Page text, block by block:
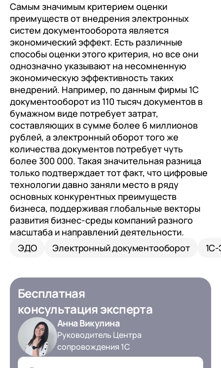
Самым значимым критерием оценки
преимуществ от внедрения электронных
систем документооборота является
экономический эффект. Есть различные
способы оценки этого критерия, но все они
однозначно указывают на несомненную
экономическую эффективность таких
внедрений. Например, по данным фирмы 1С
документооборот из 110 тысяч документов в
бумажном виде потребует затрат,
составляющих в сумме более 6 миллионов
рублей, а электронный оборот того же
количества документов потребует чуть
более 300 000. Такая значительная разница
только подтверждает тот факт, что цифровые
технологии давно заняли место в ряду
основных конкурентных преимуществ
бизнеса, поддерживая глобальные векторы
развития бизнес-среды компаний разного
масштаба и направлений деятельности.
ЭДО
Электронный документооборот
Бесплатная
консультация эксперта
Анна Викулина
Руководитель Центра
сопровождения 1С